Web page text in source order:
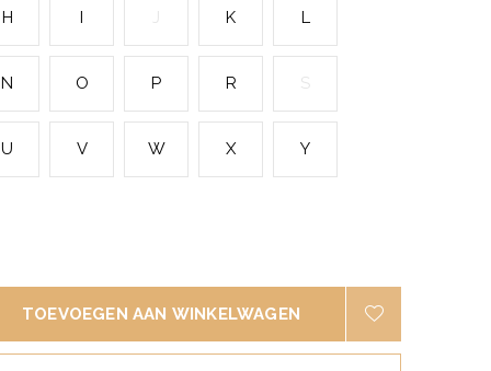
H I J K L
N O P R S
U V W X Y
TOEVOEGEN AAN WINKELWAGEN